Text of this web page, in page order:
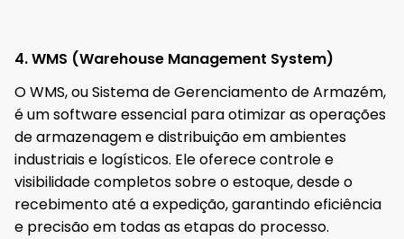
4. WMS (Warehouse Management System)
O WMS, ou Sistema de Gerenciamento de Armazém,
é um software essencial para otimizar as operações
de armazenagem e distribuição em ambientes
industriais e logísticos. Ele oferece controle e
visibilidade completos sobre o estoque, desde o
recebimento até a expedição, garantindo eficiência
e precisão em todas as etapas do processo.